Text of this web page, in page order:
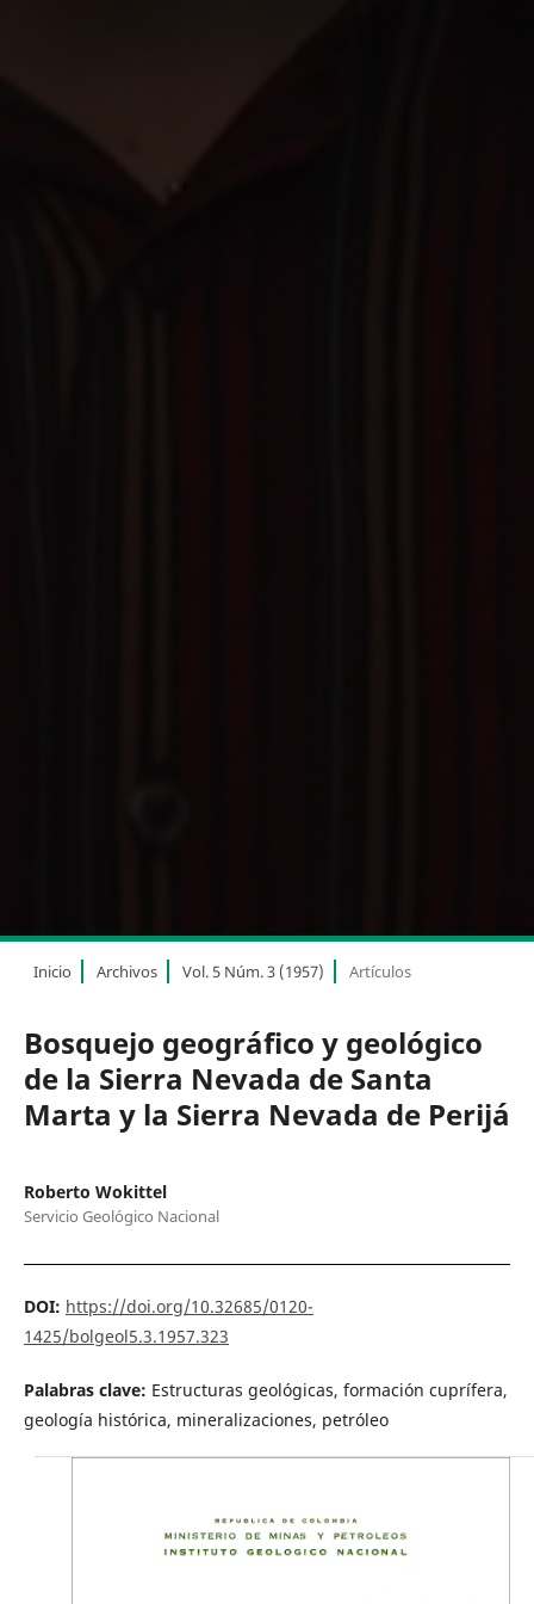
Inicio Archivos Vol. 5 Núm. 3 (1957) Artículos
Bosquejo geográfico y geológico
de la Sierra Nevada de Santa
Marta y la Sierra Nevada de Perijá
Roberto Wokittel
Servicio Geológico Nacional
DOI: https://doi.org/10.32685/0120-
1425/bolgeol5.3.1957.323
Palabras clave: Estructuras geológicas, formación cuprífera,
geología histórica, mineralizaciones, petróleo